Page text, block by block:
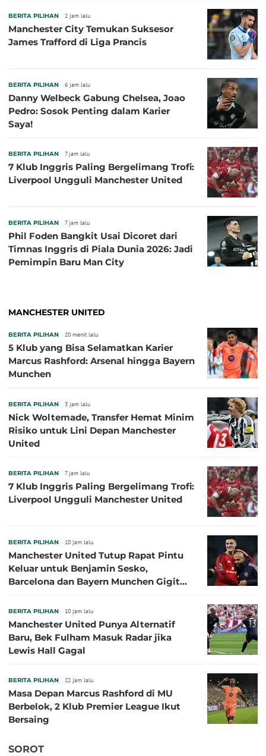
BERITA PILIHAN 2 jam lalu
Manchester City Temukan Suksesor
James Trafford di Liga Prancis
BERITA PILIHAN 6 jam lalu
Danny Welbeck Gabung Chelsea, Joao
Pedro: Sosok Penting dalam Karier
Saya!
BERITA PILIHAN 7 jam lalu
7 Klub Inggris Paling Bergelimang Trofi:
Liverpool Ungguli Manchester United
BERITA PILIHAN 7 jam lalu
Phil Foden Bangkit Usai Dicoret dari
Timnas Inggris di Piala Dunia 2026: Jadi
Pemimpin Baru Man City
MANCHESTER UNITED
BERITA PILIHAN 20 menit lalu
5 Klub yang Bisa Selamatkan Karier
Marcus Rashford: Arsenal hingga Bayern
Munchen
BERITA PILIHAN 3 jam lalu
Nick Woltemade, Transfer Hemat Minim
Risiko untuk Lini Depan Manchester
United
BERITA PILIHAN 7 jam lalu
7 Klub Inggris Paling Bergelimang Trofi:
Liverpool Ungguli Manchester United
BERITA PILIHAN 10 jam lalu
Manchester United Tutup Rapat Pintu
Keluar untuk Benjamin Sesko,
Barcelona dan Bayern Munchen Gigit
BERITA PILIHAN 10 jam lalu
Manchester United Punya Alternatif
Baru, Bek Fulham Masuk Radar jika
Lewis Hall Gagal
BERITA PILIHAN 22 jam lalu
Masa Depan Marcus Rashford di MU
Berbelok, 2 Klub Premier League Ikut
Bersaing
SOROT